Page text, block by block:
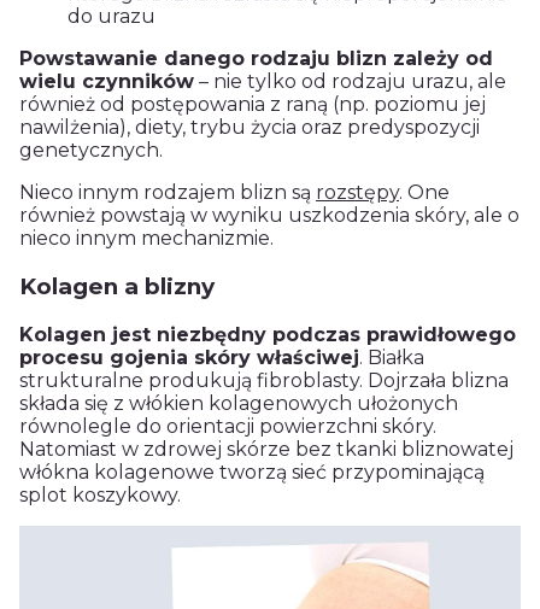
do urazu
Powstawanie danego rodzaju blizn zależy od
wielu czynników – nie tylko od rodzaju urazu, ale
również od postępowania z raną (np. poziomu jej
nawilżenia), diety, trybu życia oraz predyspozycji
genetycznych.
Nieco innym rodzajem blizn są rozstępy. One
również powstają w wyniku uszkodzenia skóry, ale o
nieco innym mechanizmie.
Kolagen a blizny
Kolagen jest niezbędny podczas prawidłowego
procesu gojenia skóry właściwej. Białka
strukturalne produkują fibroblasty. Dojrzała blizna
składa się z włókien kolagenowych ułożonych
równolegle do orientacji powierzchni skóry.
Natomiast w zdrowej skórze bez tkanki bliznowatej
włókna kolagenowe tworzą sieć przypominającą
splot koszykowy.